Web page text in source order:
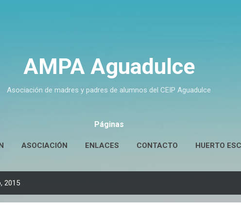
AMPA Aguadulce
Asociación de madres y padres de alumnos del CEIP Aguadulce
Páginas
ASOCIACIÓN ENLACES CONTACTO HUERTO
2015